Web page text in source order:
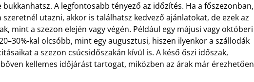
bukkanhatsz. A legfontosabb tényező az időzítés. Ha a főszezonban,
utazni, akkor is találhatsz kedvező ajánlatokat, de ezek az
mint a szezon elején vagy végén. Például egy májusi vagy októberi
kal olcsóbb, mint egy augusztusi, hiszen ilyenkor a szállodák
a szezon csúcsidőszakán kívül is. A késő őszi időszak,
kellemes időjárást tartogat, miközben az árak már érezhetően